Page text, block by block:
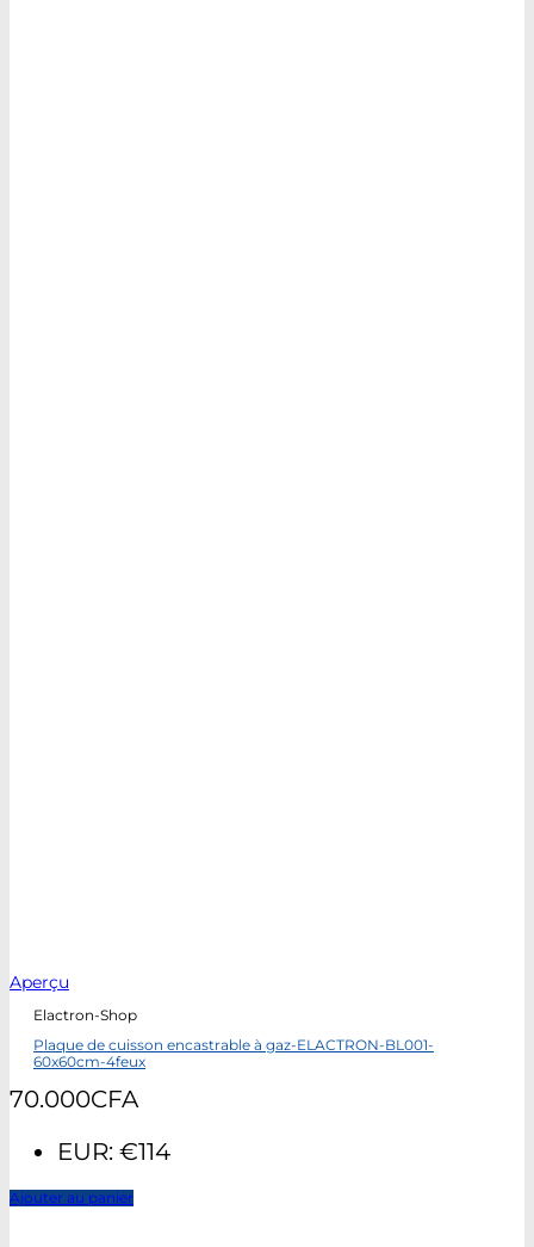
Aperçu
Elactron-Shop
Plaque de cuisson encastrable à gaz-ELACTRON-BL001-
60x60cm-4feux
70.000CFA
EUR: €114
Ajouter au panier